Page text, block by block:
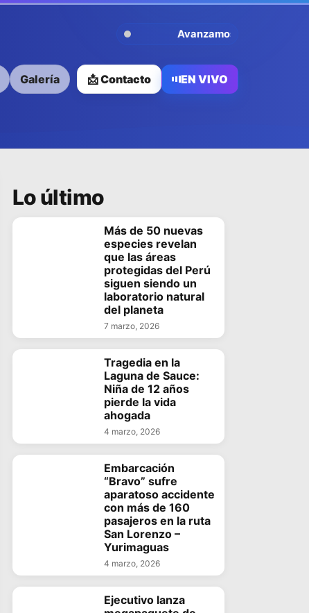
Avanzamos Contigo
Galería 📩 Contacto EN VIVO
Lo último
Más de 50 nuevas
especies revelan
que las áreas
protegidas del Perú
siguen siendo un
laboratorio natural
del planeta
7 marzo, 2026
Tragedia en la
Laguna de Sauce:
Niña de 12 años
pierde la vida
ahogada
4 marzo, 2026
Embarcación
“Bravo” sufre
aparatoso accidente
con más de 160
pasajeros en la ruta
San Lorenzo –
Yurimaguas
4 marzo, 2026
Ejecutivo lanza